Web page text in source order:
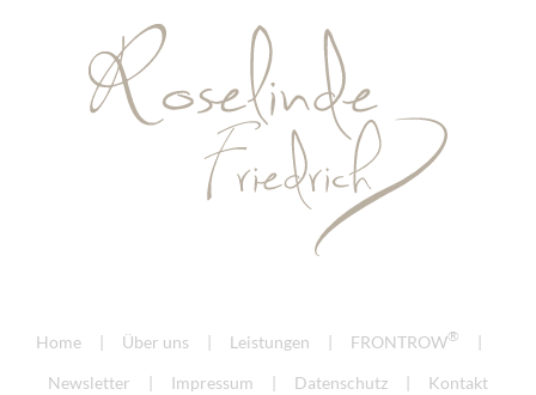
Home Über uns Leistungen FRONTROW®
Newsletter Impressum Datenschutz Kontakt